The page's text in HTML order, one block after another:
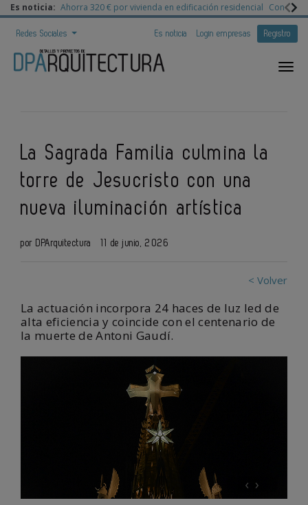
Es noticia: Ahorra 320 € por vivienda en edificación residencial
Redes Sociales Es noticia Login empresas Registro
La Sagrada Familia culmina la
torre de Jesucristo con una
nueva iluminación artística
por DPArquitectura 11 de junio, 2026
< Volver
La actuación incorpora 24 haces de luz led de
alta eficiencia y coincide con el centenario de
la muerte de Antoni Gaudí.
‹ ›